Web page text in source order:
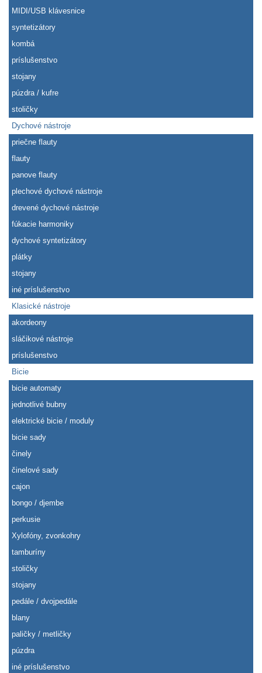
MIDI/USB klávesnice
syntetizátory
kombá
príslušenstvo
stojany
púzdra / kufre
stoličky
Dychové nástroje
priečne flauty
flauty
panove flauty
plechové dychové nástroje
drevené dychové nástroje
fúkacie harmoniky
dychové syntetizátory
plátky
stojany
iné príslušenstvo
Klasické nástroje
akordeony
sláčikové nástroje
príslušenstvo
Bicie
bicie automaty
jednotlivé bubny
elektrické bicie / moduly
bicie sady
činely
činelové sady
cajon
bongo / djembe
perkusie
Xylofóny, zvonkohry
tamburíny
stoličky
stojany
pedále / dvojpedále
blany
paličky / metličky
púzdra
iné príslušenstvo